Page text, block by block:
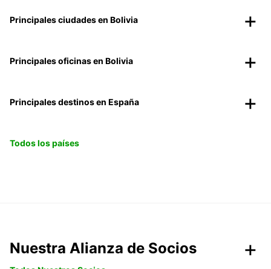
Principales ciudades en Bolivia
Principales oficinas en Bolivia
Principales destinos en España
Todos los países
Nuestra Alianza de Socios